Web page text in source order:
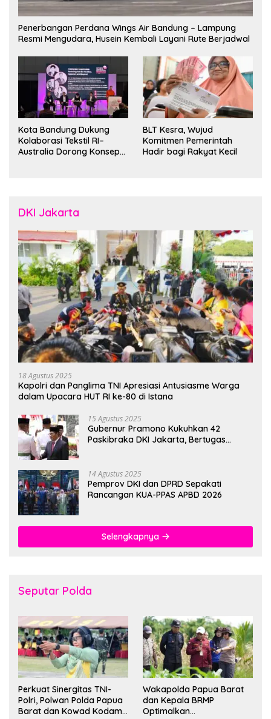
Penerbangan Perdana Wings Air Bandung – Lampung
Resmi Mengudara, Husein Kembali Layani Rute Berjadwal
Kota Bandung Dukung
Kolaborasi Tekstil RI–
Australia Dorong Konsep
BLT Kesra, Wujud
Komitmen Pemerintah
Hadir bagi Rakyat Kecil
DKI Jakarta
18 Agustus 2025
Kapolri dan Panglima TNI Apresiasi Antusiasme Warga
dalam Upacara HUT RI ke-80 di Istana
15 Agustus 2025
Gubernur Pramono Kukuhkan 42
Paskibraka DKI Jakarta, Bertugas
14 Agustus 2025
Pemprov DKI dan DPRD Sepakati
Rancangan KUA-PPAS APBD 2026
Selengkapnya
Seputar Polda
Perkuat Sinergitas TNI-
Polri, Polwan Polda Papua
Barat dan Kowad Kodam
Wakapolda Papua Barat
dan Kepala BRMP
Optimalkan